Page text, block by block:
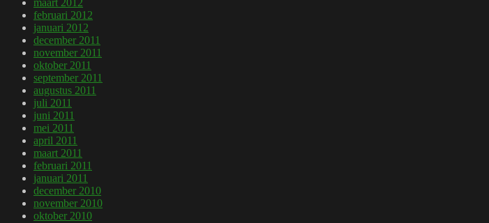
februari 2012
januari 2012
december 2011
november 2011
oktober 2011
september 2011
augustus 2011
juli 2011
juni 2011
mei 2011
april 2011
maart 2011
februari 2011
januari 2011
december 2010
november 2010
oktober 2010